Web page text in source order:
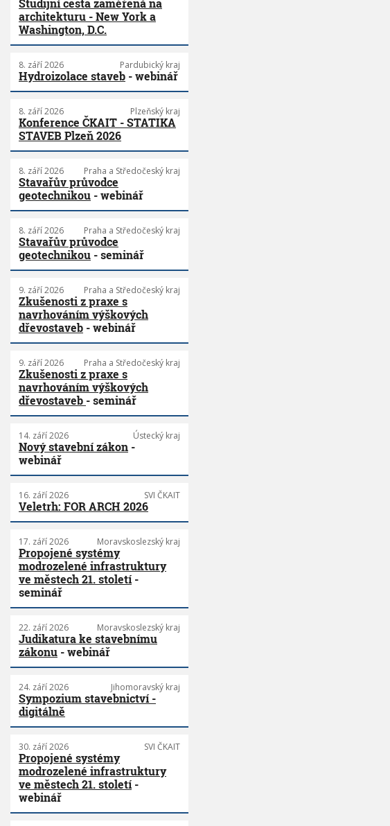
Studijní cesta zaměřená na
architekturu - New York a
Washington, D.C.
8. září 2026 Pardubický kraj
Hydroizolace staveb - webinář
8. září 2026 Plzeňský kraj
Konference ČKAIT - STATIKA
STAVEB Plzeň 2026
8. září 2026 Praha a Středočeský kraj
Stavařův průvodce
geotechnikou - webinář
8. září 2026 Praha a Středočeský kraj
Stavařův průvodce
geotechnikou - seminář
9. září 2026 Praha a Středočeský kraj
Zkušenosti z praxe s
navrhováním výškových
dřevostaveb - webinář
9. září 2026 Praha a Středočeský kraj
Zkušenosti z praxe s
navrhováním výškových
dřevostaveb - seminář
14. září 2026 Ústecký kraj
Nový stavební zákon -
webinář
16. září 2026 SVI ČKAIT
Veletrh: FOR ARCH 2026
17. září 2026 Moravskoslezský kraj
Propojené systémy
modrozelené infrastruktury
ve městech 21. století-
seminář
22. září 2026 Moravskoslezský kraj
Judikatura ke stavebnímu
zákonu - webinář
24. září 2026 Jihomoravský kraj
Sympozium stavebnictví -
digitálně
30. září 2026 SVI ČKAIT
Propojené systémy
modrozelené infrastruktury
ve městech 21. století-
webinář